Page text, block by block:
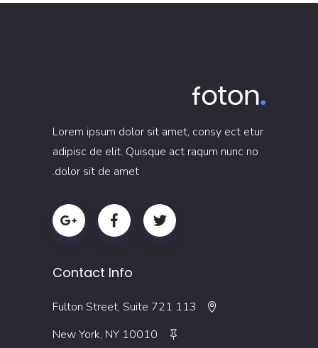
Lorem ipsum dolor sit amet, consy ect etur
adipisc de elit. Quisque act raqum nunc no
dolor sit de amet.
Contact Info
113 Fulton Street, Suite 721
New York, NY 10010